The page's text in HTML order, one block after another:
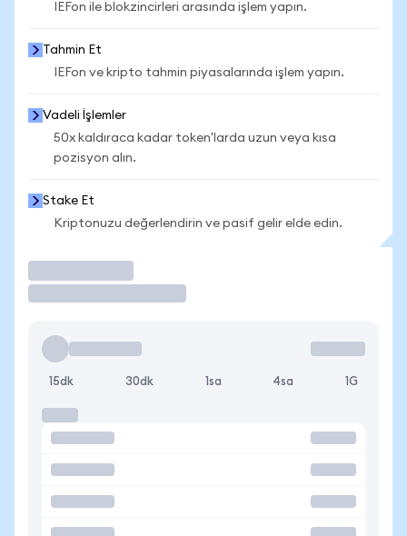
IEFon ile blokzincirleri arasında işlem yapın.
Tahmin Et
IEFon ve kripto tahmin piyasalarında işlem yapın.
Vadeli İşlemler
50x kaldıraca kadar token'larda uzun veya kısa
pozisyon alın.
Stake Et
Kriptonuzu değerlendirin ve pasif gelir elde edin.
15dk 30dk 1sa 4sa 1G